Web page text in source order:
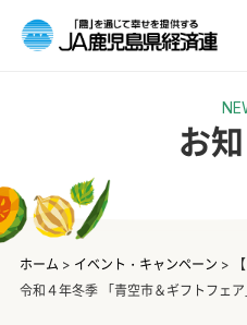
お
ホーム > イベント・キャンペーン >
令和４年冬季 「青空市＆ギフトフェア